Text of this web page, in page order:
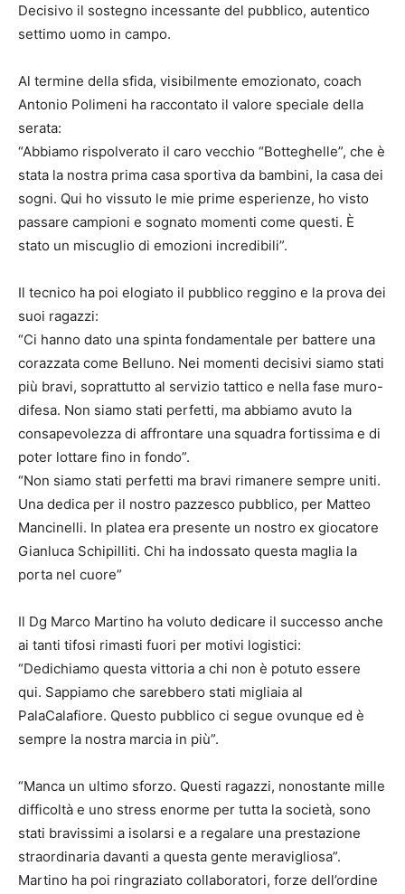
Decisivo il sostegno incessante del pubblico, autentico
settimo uomo in campo.
Al termine della sfida, visibilmente emozionato, coach
Antonio Polimeni ha raccontato il valore speciale della
serata:
“Abbiamo rispolverato il caro vecchio “Botteghelle”, che è
stata la nostra prima casa sportiva da bambini, la casa dei
sogni. Qui ho vissuto le mie prime esperienze, ho visto
passare campioni e sognato momenti come questi. È
stato un miscuglio di emozioni incredibili”.
Il tecnico ha poi elogiato il pubblico reggino e la prova dei
suoi ragazzi:
“Ci hanno dato una spinta fondamentale per battere una
corazzata come Belluno. Nei momenti decisivi siamo stati
più bravi, soprattutto al servizio tattico e nella fase muro-
difesa. Non siamo stati perfetti, ma abbiamo avuto la
consapevolezza di affrontare una squadra fortissima e di
poter lottare fino in fondo”.
“Non siamo stati perfetti ma bravi rimanere sempre uniti.
Una dedica per il nostro pazzesco pubblico, per Matteo
Mancinelli. In platea era presente un nostro ex giocatore
Gianluca Schipilliti. Chi ha indossato questa maglia la
porta nel cuore”
Il Dg Marco Martino ha voluto dedicare il successo anche
ai tanti tifosi rimasti fuori per motivi logistici:
“Dedichiamo questa vittoria a chi non è potuto essere
qui. Sappiamo che sarebbero stati migliaia al
PalaCalafiore. Questo pubblico ci segue ovunque ed è
sempre la nostra marcia in più”.
“Manca un ultimo sforzo. Questi ragazzi, nonostante mille
difficoltà e uno stress enorme per tutta la società, sono
stati bravissimi a isolarsi e a regalare una prestazione
straordinaria davanti a questa gente meravigliosa”.
Martino ha poi ringraziato collaboratori, forze dell’ordine